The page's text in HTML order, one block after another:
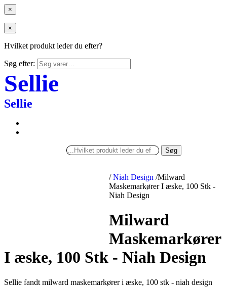
×
×
Hvilket produkt leder du efter?
Søg efter:
Sellie
Sellie
Søg
/ Niah Design /Milward
Maskemarkører I æske, 100 Stk -
Niah Design
Milward
Maskemarkører
I æske, 100 Stk - Niah Design
Sellie fandt milward maskemarkører i æske, 100 stk - niah design